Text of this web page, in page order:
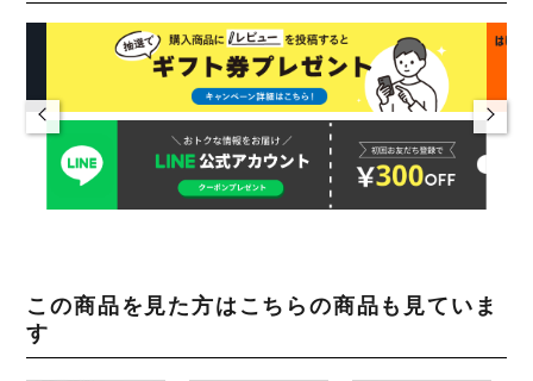
この商品を見た方はこちらの商品も見ていま
す